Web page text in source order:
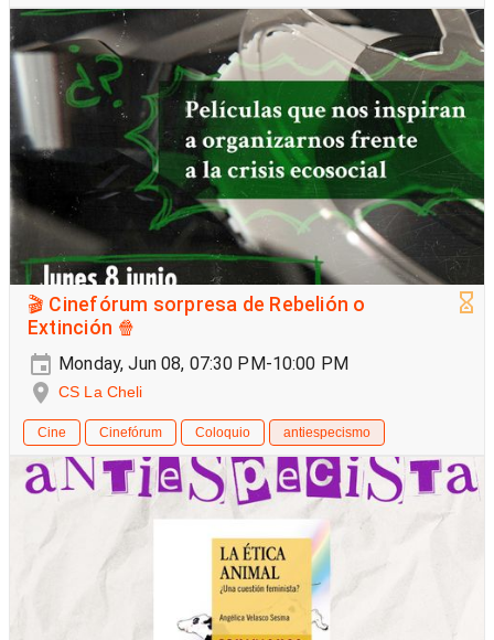
🎬 Cinefórum sorpresa de Rebelión o
Extinción 🍿
Monday, Jun 08, 07:30 PM-10:00 PM
CS La Cheli
Cine Cinefórum Coloquio antiespecismo